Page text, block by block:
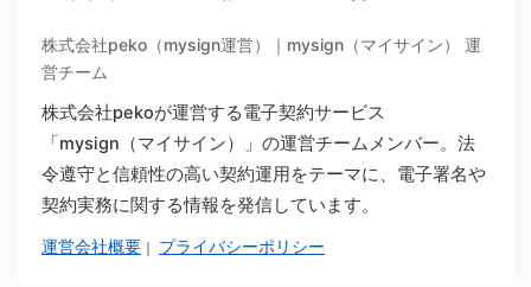
株式会社peko（mysign運営）｜mysign（マイサイン） 運
営チーム
株式会社pekoが運営する電子契約サービス
「mysign（マイサイン）」の運営チームメンバー。法
令遵守と信頼性の高い契約運用をテーマに、電子署名や
契約実務に関する情報を発信しています。
運営会社概要 ｜ プライバシーポリシー